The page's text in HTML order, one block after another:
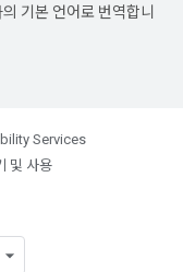
기본 언어로 번역합니
Services
및 사용